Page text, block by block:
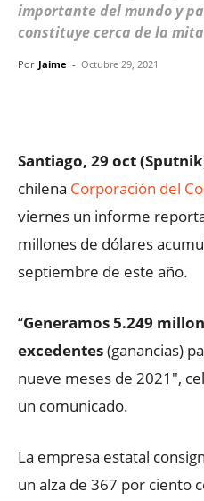
importante del mundo y
constituye cerca de la
Por Jaime - Octubre 29, 2021
Santiago, 29 oct
chilena Corporación del
viernes un informe
millones de dólares
septiembre de este año.
“Generamos 5.249
excedentes(ganancias)
nueve meses de 2021″,
un comunicado.
La empresa estatal
un alza de 367 por ciento